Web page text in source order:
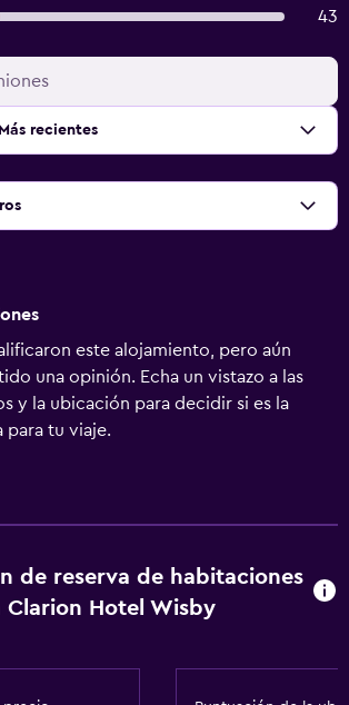
43
Más recientes
este alojamiento, pero aún
una opinión. Echa un vistazo a las
y la ubicación para decidir si es la
para tu viaje.
de reserva de habitaciones
Clarion Hotel Wisby